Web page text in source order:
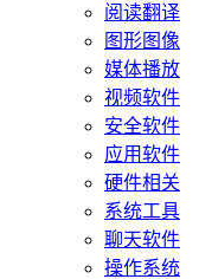
阅读翻译
图形图像
媒体播放
视频软件
安全软件
应用软件
硬件相关
系统工具
聊天软件
操作系统